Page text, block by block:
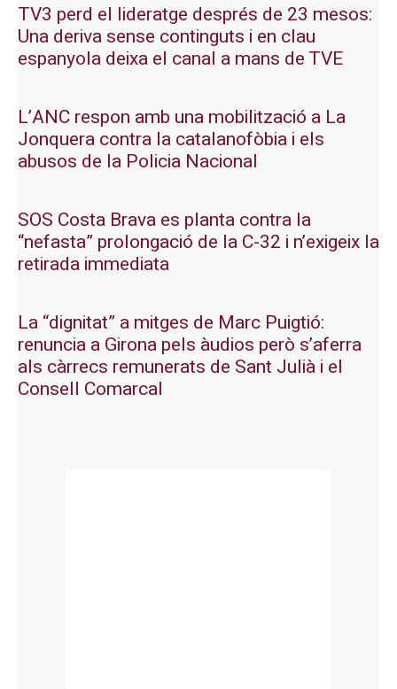
TV3 perd el lideratge després de 23 mesos:
Una deriva sense continguts i en clau
espanyola deixa el canal a mans de TVE
L’ANC respon amb una mobilització a La
Jonquera contra la catalanofòbia i els
abusos de la Policia Nacional
SOS Costa Brava es planta contra la
“nefasta” prolongació de la C-32 i n’exigeix la
retirada immediata
La “dignitat” a mitges de Marc Puigtió:
renuncia a Girona pels àudios però s’aferra
als càrrecs remunerats de Sant Julià i el
Consell Comarcal